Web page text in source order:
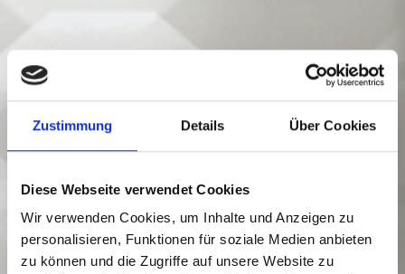
Zustimmung Details Über Cookies
Diese Webseite verwendet Cookies
Wir verwenden Cookies, um Inhalte und Anzeigen zu
personalisieren, Funktionen für soziale Medien anbieten
zu können und die Zugriffe auf unsere Website zu